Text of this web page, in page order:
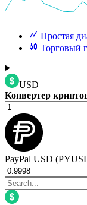
Простая
Торговый
USD
Конвертер
PayPal USD